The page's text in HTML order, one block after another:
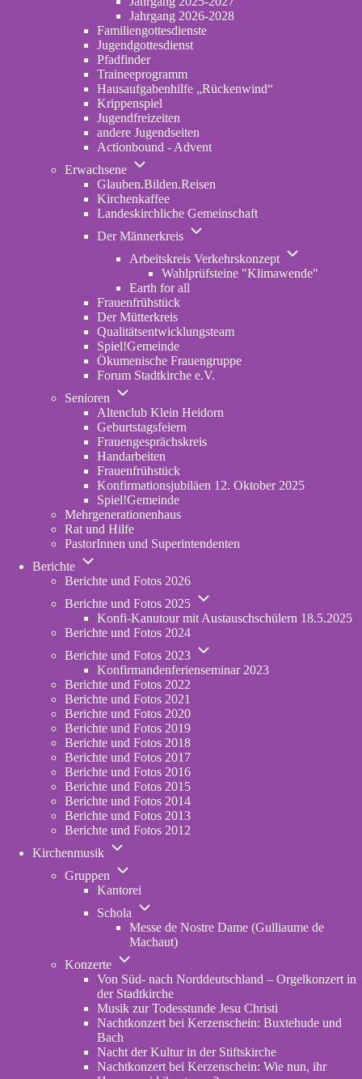
Jahrgang 2026-2028
Familiengottesdienste
Jugendgottesdienst
Pfadfinder(opens
in
new
tab)
Traineeprogramm
Hausaufgabenhilfe „Rückenwind“
Krippenspiel
Jugendfreizeiten
andere Jugendseiten
Actionbound - Advent
Erwachsene
Unternavigation
Erwachsene
Glauben.Bilden.Reisen
new
Kirchenkaffee
Landeskirchliche Gemeinschaft
Der Männerkreis
Unternavigation
Der
Männerkreis
Arbeitskreis Verkehrskonzept
Arbeitskreis
Wahlprüfsteine "Klimawende"
Earth for all
Frauenfrühstück
Der Mütterkreis
Qualitätsentwicklungsteam
Spiel!Gemeinde
Ökumenische Frauengruppe
Forum Stadtkirche e.V.
tab)
Senioren
Unternavigation
Senioren
Altenclub Klein Heidorn
Geburtstagsfeiern
Frauengesprächskreis
Handarbeiten
Frauenfrühstück
Konfirmationsjubiläen 12. Oktober 2025
Spiel!Gemeinde
Mehrgenerationenhaus
new
Rat und Hilfe
PastorInnen und Superintendenten
Berichte
Unternavigation
Berichte
Berichte und Fotos 2026
Berichte und Fotos 2025
Unternavigation
Berichte
Fotos
2025
Konfi-Kanutour mit Austauschschülern 18.5.2025
Berichte und Fotos 2024
Berichte und Fotos 2023
Unternavigation
Berichte
Konfirmandenferienseminar 2023
Berichte und Fotos 2022
Berichte und Fotos 2021
Berichte und Fotos 2020
Berichte und Fotos 2019
Berichte und Fotos 2018
Berichte und Fotos 2017
Berichte und Fotos 2016
Berichte und Fotos 2015
Berichte und Fotos 2014
Berichte und Fotos 2013
Berichte und Fotos 2012
Kirchenmusik
Unternavigation
Kirchenmusik
Gruppen
Unternavigation
Gruppen
Kantorei
Schola
Unternavigation
Schola
Messe de Nostre Dame (Gulliaume de
Machaut)
Konzerte
Unternavigation
Konzerte
Von Süd- nach Norddeutschland – Orgelkonzert in
der Stadtkirche
Musik zur Todesstunde Jesu Christi
Nachtkonzert bei Kerzenschein: Buxtehude und
Bach
Nacht der Kultur in der Stiftskirche
Nachtkonzert bei Kerzenschein: Wie nun, ihr